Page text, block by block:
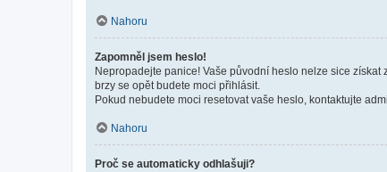
Nahoru
Zapomněl jsem heslo!
Nepropadejte panice! Vaše původní heslo nelze sice
brzy se opět budete moci přihlásit.
Pokud nebudete moci resetovat vaše heslo, kontaktujte
Nahoru
Proč se automaticky odhlašuji?